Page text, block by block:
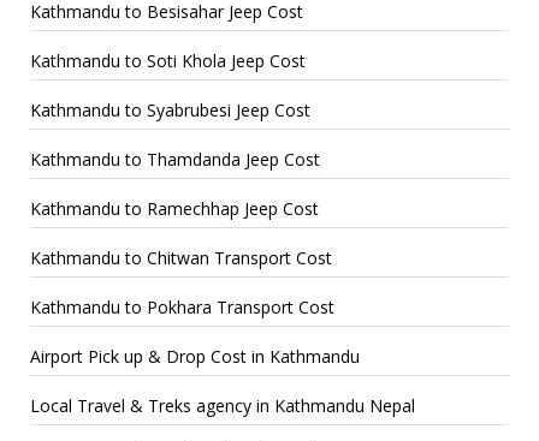
Kathmandu to Besisahar Jeep Cost
Kathmandu to Soti Khola Jeep Cost
Kathmandu to Syabrubesi Jeep Cost
Kathmandu to Thamdanda Jeep Cost
Kathmandu to Ramechhap Jeep Cost
Kathmandu to Chitwan Transport Cost
Kathmandu to Pokhara Transport Cost
Airport Pick up & Drop Cost in Kathmandu
Local Travel & Treks agency in Kathmandu Nepal